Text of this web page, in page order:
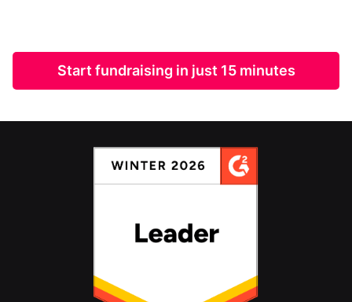
Start fundraising in just 15 minutes